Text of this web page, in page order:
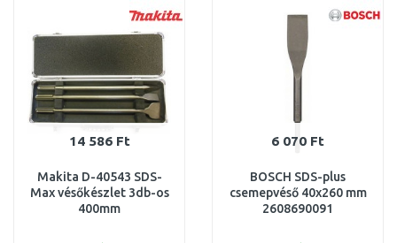
Összehasonlítás Összehasonlítás
14 586 Ft
Makita D-40543 SDS-
Max vésőkészlet 3db-os
400mm
6 070 Ft
BOSCH SDS-plus
csemepvéső 40x260 mm
2608690091